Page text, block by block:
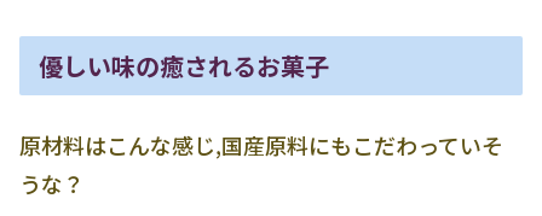
優しい味の癒されるお菓子
原材料はこんな感じ,国産原料にもこだわっていそ
うな？